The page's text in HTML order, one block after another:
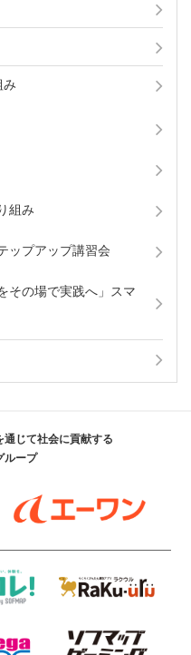
み
組み
ップアップ講習会
その場で実践へ」スマ
通じて社会に貢献する
ループ